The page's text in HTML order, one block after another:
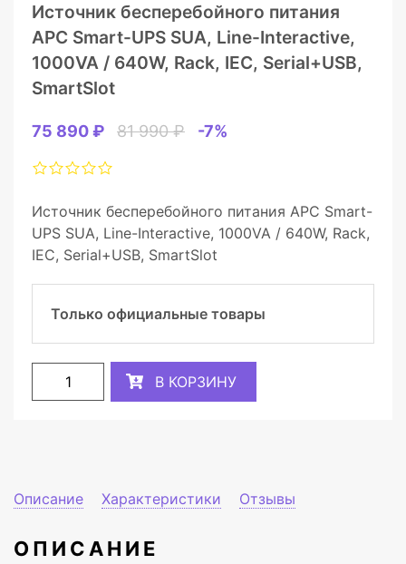
Источник бесперебойного питания
APC Smart-UPS SUA, Line-Interactive,
1000VA / 640W, Rack, IEC, Serial+USB,
SmartSlot
75 890 ₽ 81 990 ₽ -7%
Источник бесперебойного питания APC Smart-
UPS SUA, Line-Interactive, 1000VA / 640W, Rack,
IEC, Serial+USB, SmartSlot
Только официальные товары
В КОРЗИНУ
Описание Характеристики Отзывы
ОПИСАНИЕ